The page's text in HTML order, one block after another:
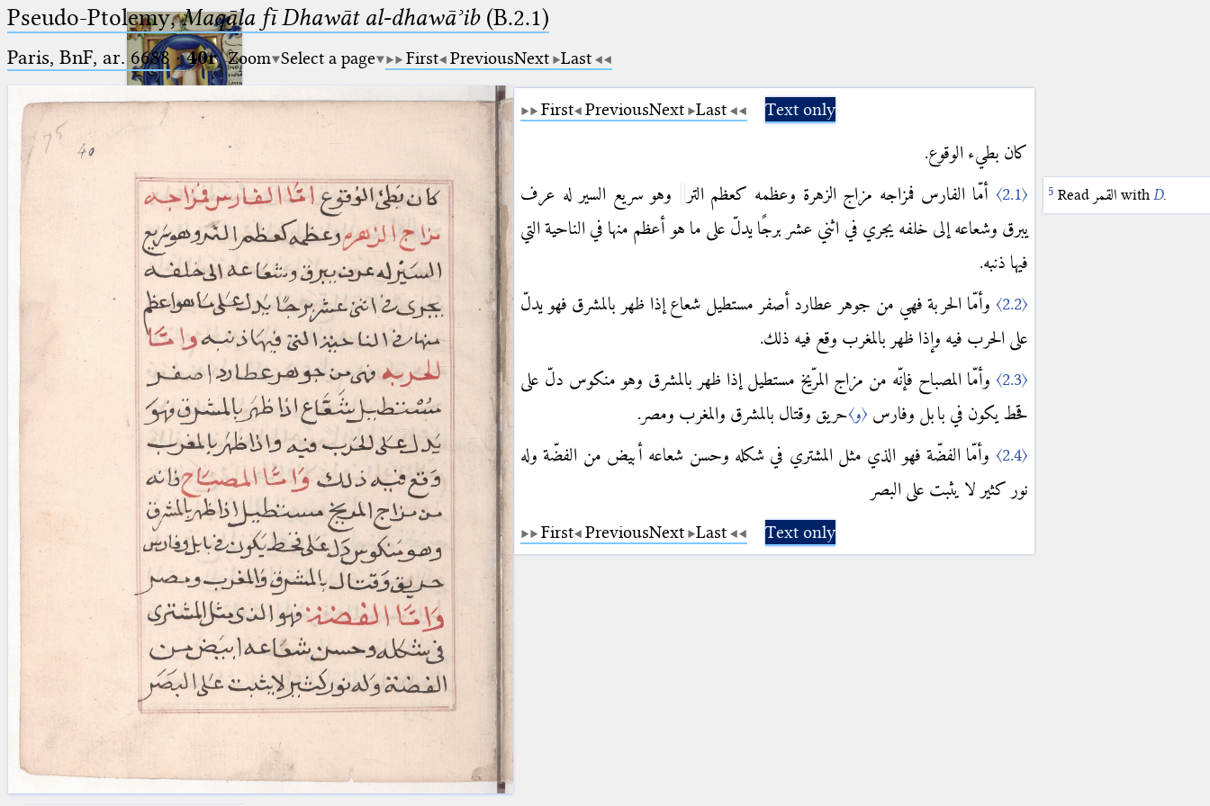
Ptolemaeus
Arabus et Latinus
(the underscore) is the placeholder
for exactly one character.
(the percent sign) is the
placeholder for no, one or more
than one character.
(two percent signs) is the
placeholder for no, one or more
blank space (so that a search ends
at word boundaries).
🔎︎
Start
Project
Team
News
Jobs
Publications
Conference
Arabic Works
Arabic Manuscripts
Latin Works
Latin Manuscripts
Latin Early Prints
Images
Texts
Glossary
Resources
Pseudo-Ptolemy,Maqāla fī Dhawāt al-dhawāʾib(B.2.1)
Paris, BnF, ar. 6688·40r Zoom Select a page First PreviousNext Last
First PreviousNext Last Text only
كان بطيء الوقوع.
〈2.1〉
أمّا الفارس فمزاجه مزاج الزهرة وعظمه كعظم التر Read القمر with D.
وهو سريع السير له عرف
يبرق وشعاعه إلى خلفه يجري في اثني عشر برجًا يدلّ على ما هو أعظم منها في الناحية التي
فيها ذنبه.
〈2.2〉
وأمّا الحربة فهي من جوهر عطارد أصفر مستطيل شعاع إذا ظهر بالمشرق فهو يدلّ
على الحرب فيه وإذا ظهر بالمغرب وقع فيه ذلك.
〈2.3〉
وأمّا المصباح فإنّه من مزاج المرّيخ مستطيل إذا ظهر بالمشرق وهو منكوس دلّ على
قحط يكون في بابل وفارس 〈و〉حريق وقتال بالمشرق والمغرب ومصر.
〈2.4〉
وأمّا الفضّة فهو الذي مثل المشتري في شكله وحسن شعاعه أبيض من الفضّة وله
نور كثير لا يثبت على البصر
First PreviousNext Last Text only